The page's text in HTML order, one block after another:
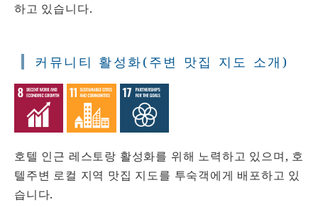
하고 있습니다.
커뮤니티 활성화(주변 맛집 지도 소개)
호텔 인근 레스토랑 활성화를 위해 노력하고 있으며, 호
텔주변 로컬 지역 맛집 지도를 투숙객에게 배포하고 있
습니다.